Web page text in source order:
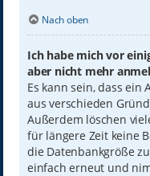
Nach oben
Ich habe mich vor
aber nicht mehr
Es kann sein, dass
aus verschieden
Außerdem löschen
für längere Zeit keine
die Datenbankgröße
einfach erneut und